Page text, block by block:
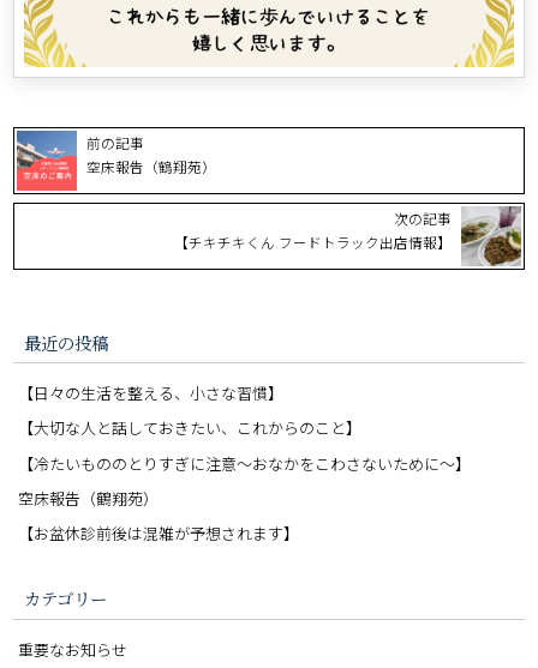
前の記事
空床報告（鶴翔苑）
次の記事
【チキチキくん フードトラック出店情報】
最近の投稿
【日々の生活を整える、小さな習慣】
【大切な人と話しておきたい、これからのこと】
【冷たいもののとりすぎに注意〜おなかをこわさないために〜】
空床報告（鶴翔苑）
【お盆休診前後は混雑が予想されます】
カテゴリー
重要なお知らせ